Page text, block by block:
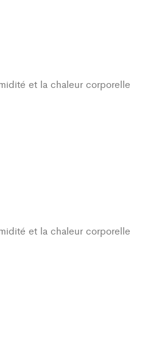
et la chaleur corporelle
et la chaleur corporelle